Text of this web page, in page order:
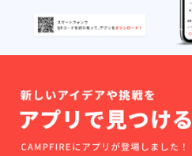
seek your face～」 作詞/
歌： foolen 作曲/編曲：
高橋ワタル ヴィオラ 中田裕
ター RyoLion エレキギ
ター 大久保潤 ベース
doggy go レコーディング協
http://ngtn.s83.xrea.com/ ■第
二原画 堕ねまるさん
php?id=960768 ■動画 は
れさん
http://projectwritten.com/ ■仕